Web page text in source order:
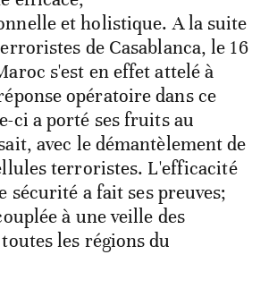
et holistique. A la suite
de Casablanca, le 16
s'est en effet attelé à
opératoire dans ce
ci a porté ses fruits au
avec le démantèlement de
terroristes. L'efficacité
sécurité a fait ses preuves;
à une veille des
les régions du